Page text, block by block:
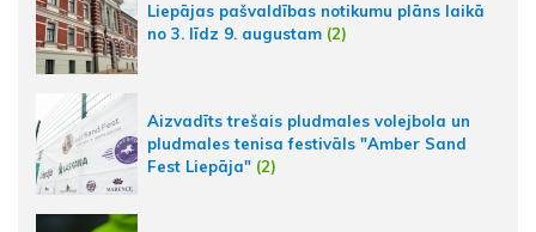
Liepājas pašvaldības notikumu plāns laikā
no 3. līdz 9. augustam (2)
Aizvadīts trešais pludmales volejbola un
pludmales tenisa festivāls "Amber Sand
Fest Liepāja" (2)